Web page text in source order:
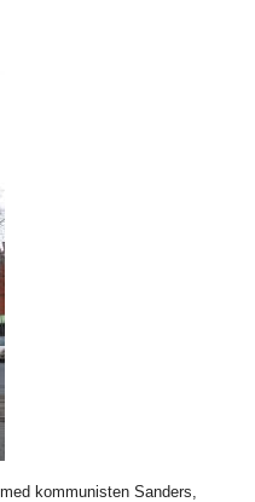
kommunisten Sanders,